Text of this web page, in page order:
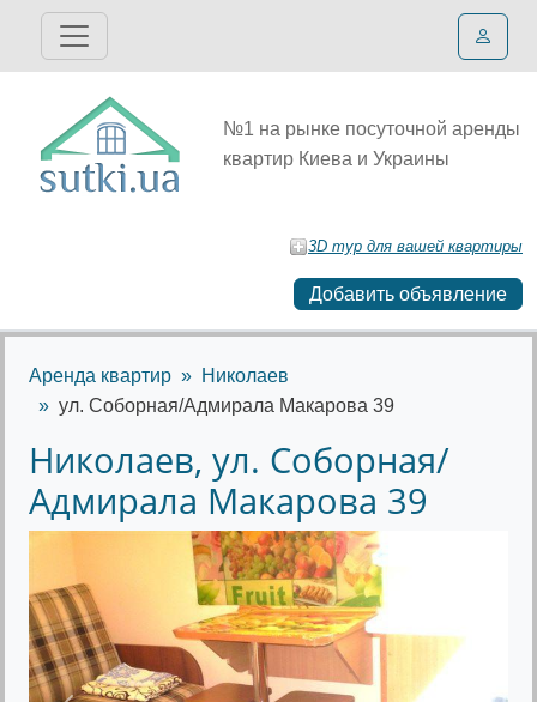
№1 на рынке посуточной аренды
квартир Киева и Украины
3D тур для вашей квартиры
Добавить объявление
Аренда квартир
Николаев
ул. Соборная/Адмирала Макарова 39
Николаев, ул. Соборная/
Адмирала Макарова 39